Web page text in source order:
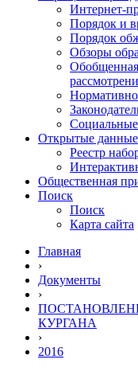
Интернет-
Порядок и
Порядок
Обзоры
Обобщенная
Социальные
Открытые данные
Реестр
Общественная
Поиск
Поиск
Карта сайта
Главная
›
Документы
›
КУРГАНА
›
2016